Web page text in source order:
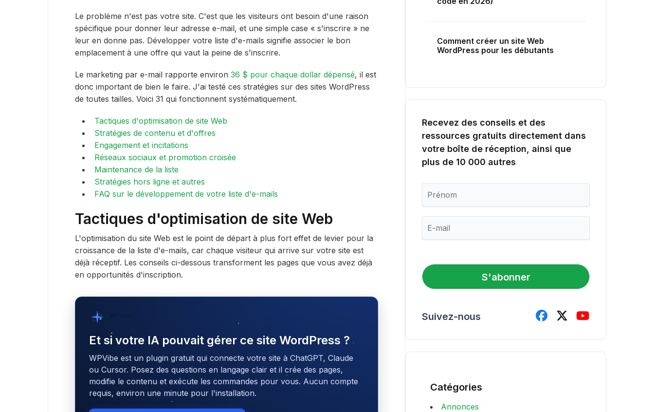
Le problème n'est pas votre site. C'est que les visiteurs ont besoin d'une raison
spécifique pour donner leur adresse e-mail, et une simple case « s'inscrire » ne
leur en donne pas. Développer votre liste d'e-mails signifie associer le bon
emplacement à une offre qui vaut la peine de s'inscrire.
Le marketing par e-mail rapporte environ 36 $ pour chaque dollar dépensé, il est
donc important de bien le faire. J'ai testé ces stratégies sur des sites WordPress
de toutes tailles. Voici 31 qui fonctionnent systématiquement.
Tactiques d'optimisation de site Web
Stratégies de contenu et d'offres
Engagement et incitations
Réseaux sociaux et promotion croisée
Maintenance de la liste
Stratégies hors ligne et autres
FAQ sur le développement de votre liste d'e-mails
Tactiques d'optimisation de site Web
L'optimisation du site Web est le point de départ à plus fort effet de levier pour la
croissance de la liste d'e-mails, car chaque visiteur qui arrive sur votre site est
déjà réceptif. Les conseils ci-dessous transforment les pages que vous avez déjà
en opportunités d'inscription.
Et si votre IA pouvait gérer ce site WordPress ?
WPVibe est un plugin gratuit qui connecte votre site à ChatGPT, Claude
ou Cursor. Posez des questions en langage clair et il crée des pages,
modifie le contenu et exécute les commandes pour vous. Aucun compte
requis, environ une minute pour l'installation.
Comment créer un site Web
WordPress pour les débutants
Recevez des conseils et des
ressources gratuits directement dans
votre boîte de réception, ainsi que
plus de 10 000 autres
é
n
m
l
*
S'abonner
Suivez-nous
Catégories
Annonces